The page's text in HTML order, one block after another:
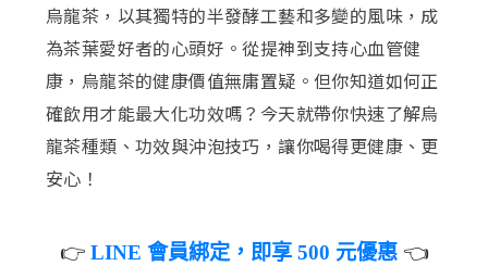
烏龍茶，以其獨特的半發酵工藝和多變的風味，成
為茶葉愛好者的心頭好。從提神到支持心血管健
康，烏龍茶的健康價值無庸置疑。但你知道如何正
確飲用才能最大化功效嗎？今天就帶你快速了解烏
龍茶種類、功效與沖泡技巧，讓你喝得更健康、更
安心！
👉 LINE 會員綁定，即享 500 元優惠 👈